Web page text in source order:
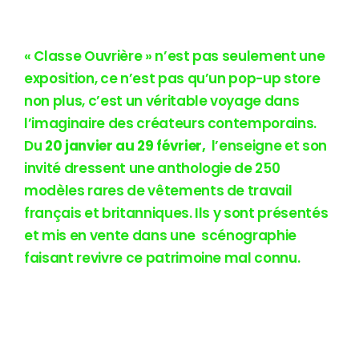
« Classe Ouvrière » n’est pas seulement une
exposition, ce n’est pas qu’un pop-up store
non plus, c’est un véritable voyage dans
l’imaginaire des créateurs contemporains.
Du 20 janvier au 29 février, l’enseigne et son
invité dressent une anthologie de 250
modèles rares de vêtements de travail
français et britanniques. Ils y sont présentés
et mis en vente dans une scénographie
faisant revivre ce patrimoine mal connu.